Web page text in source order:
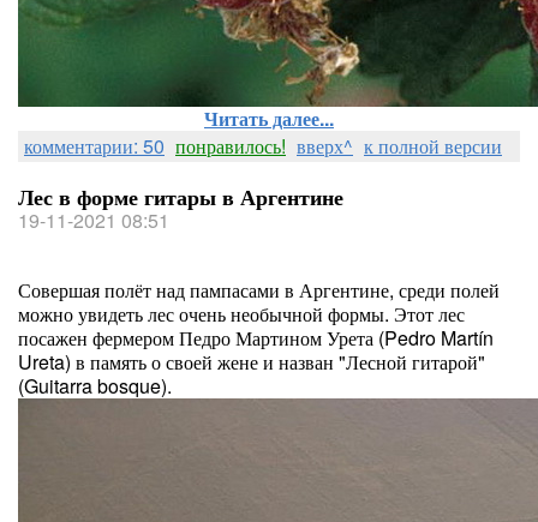
Читать далее...
комментарии: 50 понравилось! вверх^ к полной версии
Лес в форме гитары в Аргентине
19-11-2021 08:51
Совершая полёт над пампасами в Аргентине, среди полей
можно увидеть лес очень необычной формы. Этот лес
посажен фермером Педро Мартином Урета (Pedro Martín
Ureta) в память о своей жене и назван "Лесной гитарой"
(Guitarra bosque).